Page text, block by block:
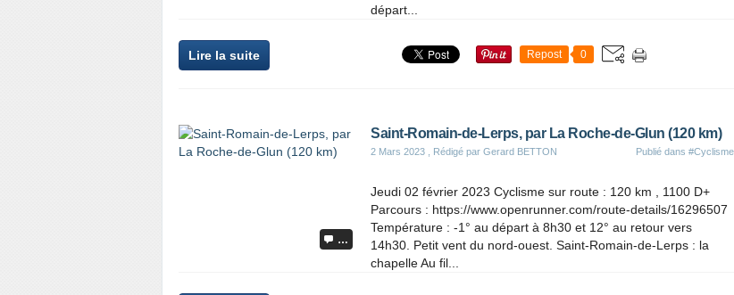
départ...
Lire la suite Repost 0
…
Saint-Romain-de-Lerps, par La Roche-de-Glun (120 km)
2 Mars 2023 , Rédigé par Gerard BETTON Publié dans #Cyclisme
Jeudi 02 février 2023 Cyclisme sur route : 120 km , 1100 D+
Parcours : https://www.openrunner.com/route-details/16296507
Température : -1° au départ à 8h30 et 12° au retour vers
14h30. Petit vent du nord-ouest. Saint-Romain-de-Lerps : la
chapelle Au fil...